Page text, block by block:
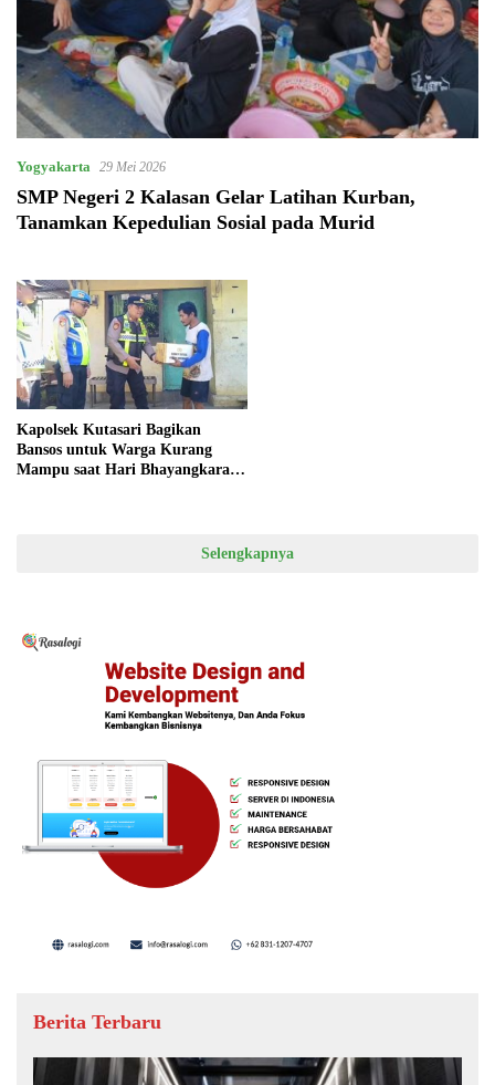
Yogyakarta 29 Mei 2026
SMP Negeri 2 Kalasan Gelar Latihan Kurban,
Tanamkan Kepedulian Sosial pada Murid
Kapolsek Kutasari Bagikan
Bansos untuk Warga Kurang
Mampu saat Hari Bhayangkara
Selengkapnya
Berita Terbaru